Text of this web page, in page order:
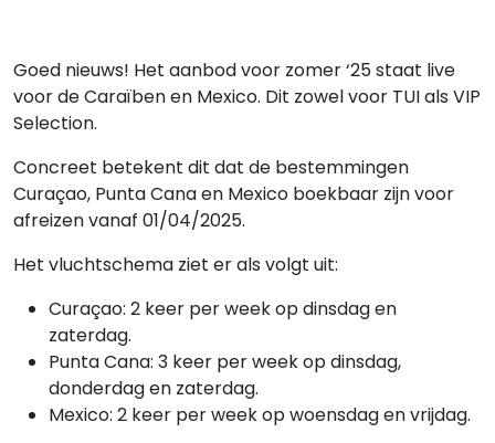
Goed nieuws! Het aanbod voor zomer ‘25 staat live
voor de Caraïben en Mexico. Dit zowel voor TUI als VIP
Selection.
Concreet betekent dit dat de bestemmingen
Curaçao, Punta Cana en Mexico boekbaar zijn voor
afreizen vanaf 01/04/2025.
Het vluchtschema ziet er als volgt uit:
Curaçao: 2 keer per week op dinsdag en
zaterdag.
Punta Cana: 3 keer per week op dinsdag,
donderdag en zaterdag.
Mexico: 2 keer per week op woensdag en vrijdag.